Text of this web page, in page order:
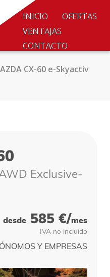
SALTAR AL CONTENIDO.
INICIO
OFERTAS
VENTAJAS
CONTACTO
CX-60 e-Skyactiv
Exclusive-
desde 585 €/mes
IVA no incluido
Y EMPRESAS